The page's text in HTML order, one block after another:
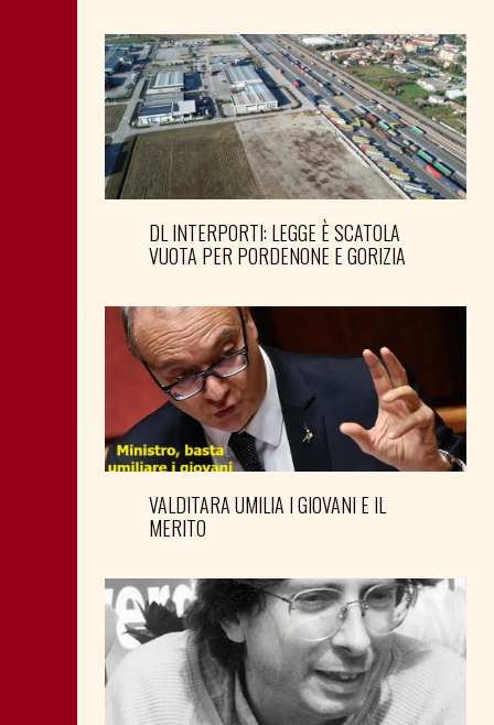
DL INTERPORTI: LEGGE È SCATOLA
VUOTA PER PORDENONE E GORIZIA
VALDITARA UMILIA I GIOVANI E IL
MERITO